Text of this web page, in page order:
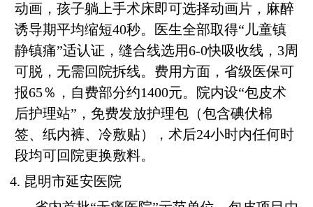
动画，孩子躺上手术床即可选择动画片，麻醉
诱导期平均缩短40秒。医生全部取得“儿童镇
静镇痛”适认证，缝合线选用6-0快吸收线，3周
可脱，无需回院拆线。费用方面，省级医保可
报65％，自费部分约1400元。院内设“包皮术
后护理站”，免费发放护理包（包含碘伏棉
签、纸内裤、冷敷贴），术后24小时内任何时
段均可回院更换敷料。
4. 昆明市延安医院